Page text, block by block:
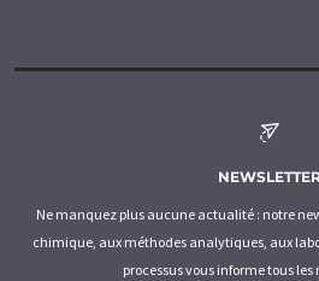
Ne manquez plus aucune actualité : notre
chimique, aux méthodes analytiques, aux
processus vous informe tous